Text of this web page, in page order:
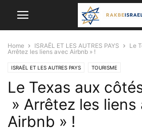
Home ISRAËL ET LES AUTRES PAYS
Le
Arrêtez les liens avec Airbnb » !
ISRAËL ET LES AUTRES PAYS TOURISME
Le Texas aux
» Arrêtez les liens
Airbnb » !